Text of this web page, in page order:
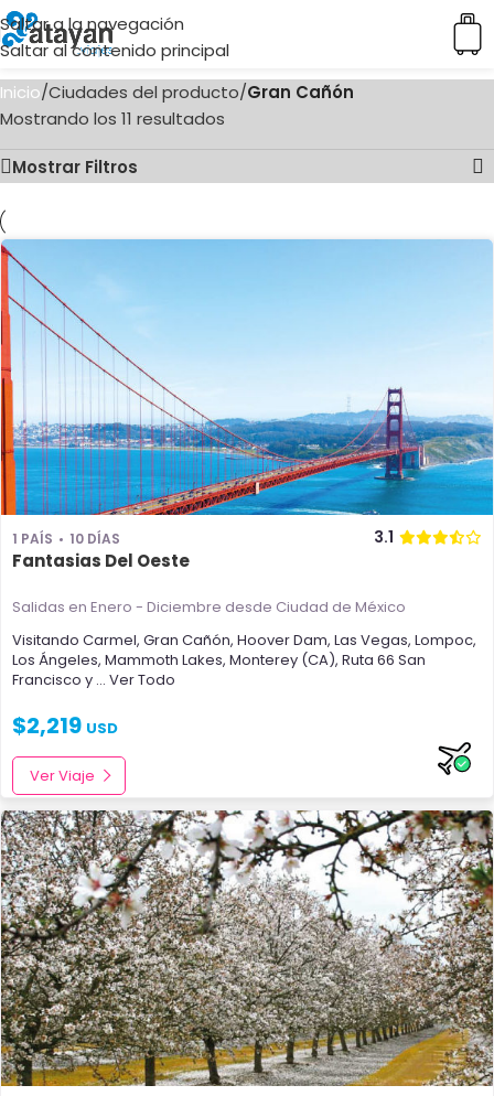
Saltar a la navegación
Saltar al contenido principal
Inicio/Ciudades del producto/Gran Cañón
Mostrando los 11 resultados
Mostrar Filtros
1 PAÍS 10 DÍAS 3.1
Fantasias Del Oeste
Salidas en Enero - Diciembre desde Ciudad de México
Visitando Carmel, Gran Cañón, Hoover Dam, Las Vegas, Lompoc,
Los Ángeles, Mammoth Lakes, Monterey (CA), Ruta 66 San
Francisco y ... Ver Todo
$2,219 USD
Ver Viaje